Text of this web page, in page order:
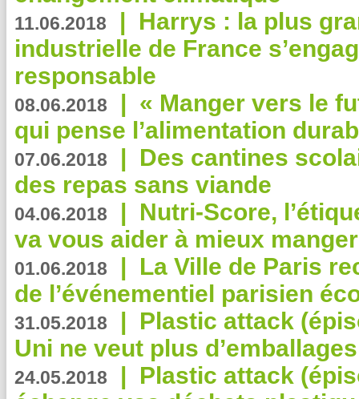
11.06.2018 | Harrys : la plus
industrielle de France
responsable
08.06.2018 | « Manger vers le
qui pense l’alimentation
07.06.2018 | Des cantines
des repas sans viande
04.06.2018 | Nutri-Score,
va vous aider à mieux
01.06.2018 | La Ville de Paris
de l’événementiel parisien
31.05.2018 | Plastic attack
Uni ne veut plus
24.05.2018 | Plastic attack